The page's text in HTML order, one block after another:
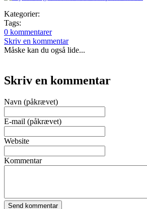
Kategorier:
Tags:
0 kommentarer
Skriv en kommentar
Måske kan du også lide...
Skriv en kommentar
Navn (påkrævet)
E-mail (påkrævet)
Website
Kommentar